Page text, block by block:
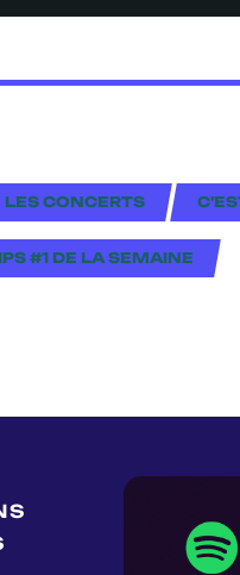
LES CONCERTS
#1 DE LA SEMAINE